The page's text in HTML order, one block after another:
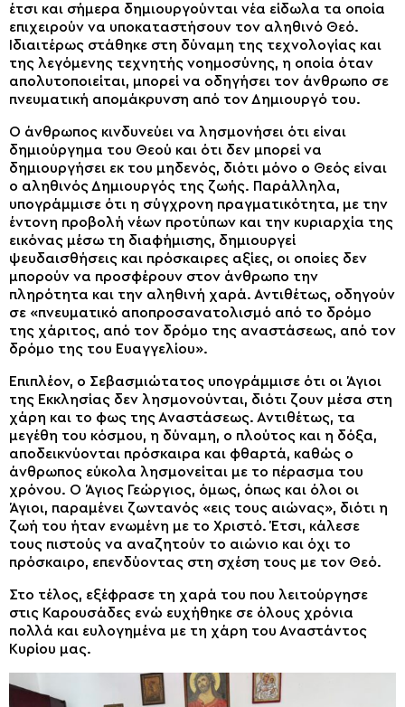
έτσι και σήμερα δημιουργούνται νέα είδωλα τα οποία
επιχειρούν να υποκαταστήσουν τον αληθινό Θεό.
Ιδιαιτέρως στάθηκε στη δύναμη της τεχνολογίας και
της λεγόμενης τεχνητής νοημοσύνης, η οποία όταν
απολυτοποιείται, μπορεί να οδηγήσει τον άνθρωπο σε
πνευματική απομάκρυνση από τον Δημιουργό του.
Ο άνθρωπος κινδυνεύει να λησμονήσει ότι είναι
δημιούργημα του Θεού και ότι δεν μπορεί να
δημιουργήσει εκ του μηδενός, διότι μόνο ο Θεός είναι
ο αληθινός Δημιουργός της ζωής. Παράλληλα,
υπογράμμισε ότι η σύγχρονη πραγματικότητα, με την
έντονη προβολή νέων προτύπων και την κυριαρχία της
εικόνας μέσω τη διαφήμισης, δημιουργεί
ψευδαισθήσεις και πρόσκαιρες αξίες, οι οποίες δεν
μπορούν να προσφέρουν στον άνθρωπο την
πληρότητα και την αληθινή χαρά. Αντιθέτως, οδηγούν
σε «πνευματικό αποπροσανατολισμό από το δρόμο
της χάριτος, από τον δρόμο της αναστάσεως, από τον
δρόμο της του Ευαγγελίου».
Επιπλέον, ο Σεβασμιώτατος υπογράμμισε ότι οι Άγιοι
της Εκκλησίας δεν λησμονούνται, διότι ζουν μέσα στη
χάρη και το φως της Αναστάσεως. Αντιθέτως, τα
μεγέθη του κόσμου, η δύναμη, ο πλούτος και η δόξα,
αποδεικνύονται πρόσκαιρα και φθαρτά, καθώς ο
άνθρωπος εύκολα λησμονείται με το πέρασμα του
χρόνου. Ο Άγιος Γεώργιος, όμως, όπως και όλοι οι
Άγιοι, παραμένει ζωντανός «εις τους αιώνας», διότι η
ζωή του ήταν ενωμένη με το Χριστό. Έτσι, κάλεσε
τους πιστούς να αναζητούν το αιώνιο και όχι το
πρόσκαιρο, επενδύοντας στη σχέση τους με τον Θεό.
Στο τέλος, εξέφρασε τη χαρά του που λειτούργησε
στις Καρουσάδες ενώ ευχήθηκε σε όλους χρόνια
πολλά και ευλογημένα με τη χάρη του Αναστάντος
Κυρίου μας.